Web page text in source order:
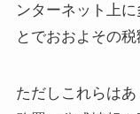
ンターネット上
とでおおよその
ただしこれらは